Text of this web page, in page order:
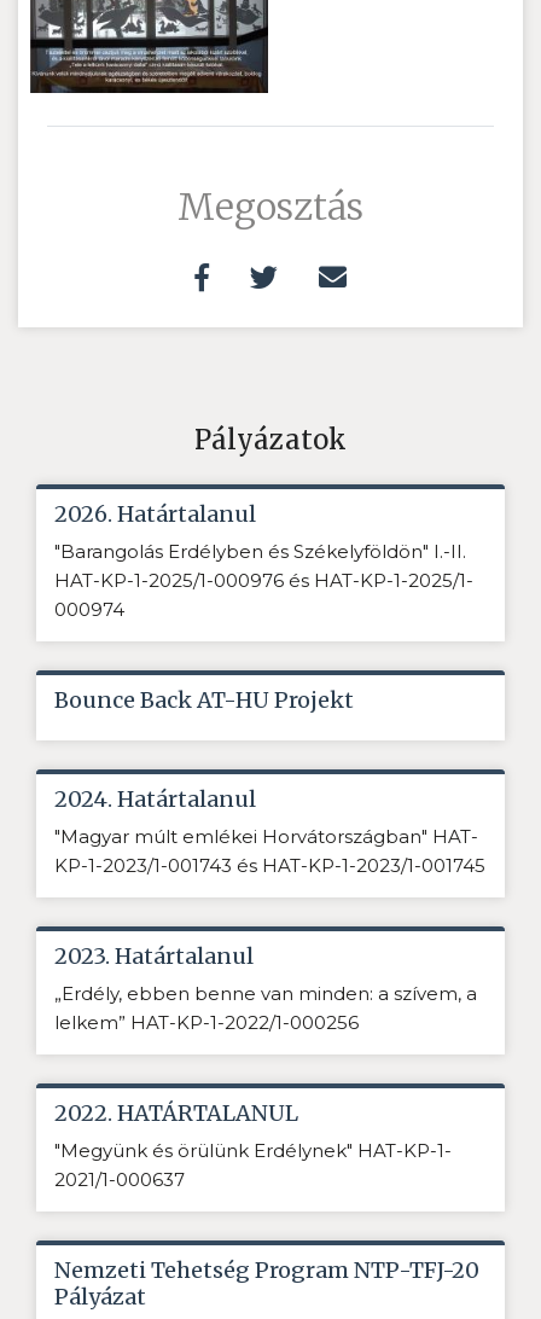
Megosztás
Pályázatok
2026. Határtalanul
"Barangolás Erdélyben és Székelyföldön" I.-II.
HAT-KP-1-2025/1-000976 és HAT-KP-1-2025/1-
000974
Bounce Back AT-HU Projekt
2024. Határtalanul
"Magyar múlt emlékei Horvátországban" HAT-
KP-1-2023/1-001743 és HAT-KP-1-2023/1-001745
2023. Határtalanul
„Erdély, ebben benne van minden: a szívem, a
lelkem” HAT-KP-1-2022/1-000256
2022. HATÁRTALANUL
"Megyünk és örülünk Erdélynek" HAT-KP-1-
2021/1-000637
Nemzeti Tehetség Program NTP-TFJ-20
Pályázat